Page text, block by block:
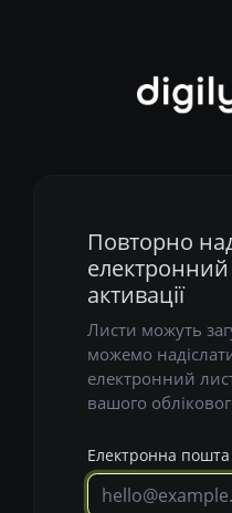
Повторно
електронний
активації
Листи можуть
можемо
електронний
вашого
Електронна пошта